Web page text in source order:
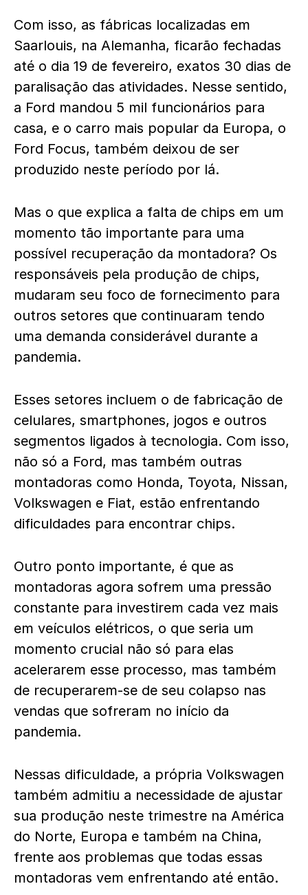
Com isso, as fábricas localizadas em
Saarlouis, na Alemanha, ficarão fechadas
até o dia 19 de fevereiro, exatos 30 dias de
paralisação das atividades. Nesse sentido,
a Ford mandou 5 mil funcionários para
casa, e o carro mais popular da Europa, o
Ford Focus, também deixou de ser
produzido neste período por lá.
Mas o que explica a falta de chips em um
momento tão importante para uma
possível recuperação da montadora? Os
responsáveis pela produção de chips,
mudaram seu foco de fornecimento para
outros setores que continuaram tendo
uma demanda considerável durante a
pandemia.
Esses setores incluem o de fabricação de
celulares, smartphones, jogos e outros
segmentos ligados à tecnologia. Com isso,
não só a Ford, mas também outras
montadoras como Honda, Toyota, Nissan,
Volkswagen e Fiat, estão enfrentando
dificuldades para encontrar chips.
Outro ponto importante, é que as
montadoras agora sofrem uma pressão
constante para investirem cada vez mais
em veículos elétricos, o que seria um
momento crucial não só para elas
acelerarem esse processo, mas também
de recuperarem-se de seu colapso nas
vendas que sofreram no início da
pandemia.
Nessas dificuldade, a própria Volkswagen
também admitiu a necessidade de ajustar
sua produção neste trimestre na América
do Norte, Europa e também na China,
frente aos problemas que todas essas
montadoras vem enfrentando até então.